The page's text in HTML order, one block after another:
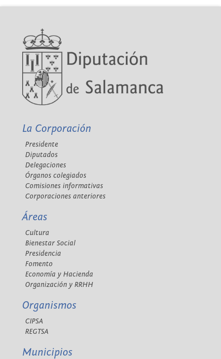
La Corporación
Presidente
Diputados
Delegaciones
Órganos colegiados
Comisiones informativas
Corporaciones anteriores
Áreas
Cultura
Bienestar Social
Presidencia
Fomento
Economía y Hacienda
Organización y RRHH
Organismos
CIPSA
REGTSA
Municipios